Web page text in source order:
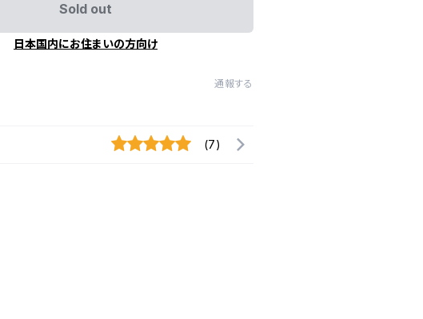
Sold out
日本国内にお住まいの方向け
通報する
(7)